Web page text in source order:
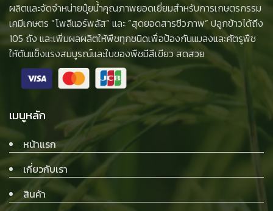
ผลิตและจัดจำหน่ายปุ๋ยน้ำคุณภาพยอดเยี่ยมสำหรับการเกษตรกรรม
เคมีเกษตร ”โพลีแอร์พลัส” และ ”สุดยอดสารชีวภาพ” ปลูกข้าวได้ถึง
105 ถัง และเพิ่มผลผลิตให้พืชทุกชนิดเพื่อป้องกันแมลงและศัตรูพืช
ให้ต้นแข็งแรงสมบูรณ์และใบของพืชมีสีเขียว สดสวย
เมนูหลัก
หน้าแรก
เกี่ยวกับเรา
สินค้า